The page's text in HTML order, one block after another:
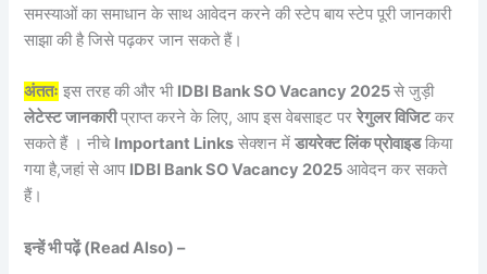
समस्याओं का समाधान के साथ आवेदन करने की स्टेप बाय स्टेप पूरी जानकारी
साझा की है जिसे पढ़कर जान सकते हैं।
अंततः इस तरह की और भी IDBI Bank SO Vacancy 2025से जुड़ी
लेटेस्ट जानकारीप्राप्त करने के लिए, आप इस वेबसाइट पररेगुलर विजिटकर
सकते हैं । नीचे Important Links सेक्शन मेंडायरेक्ट लिंक प्रोवाइडकिया
गया है,जहां से आप IDBI Bank SO Vacancy 2025 आवेदन कर सकते
हैं।
इन्हें भी पढ़ें (Read Also) –